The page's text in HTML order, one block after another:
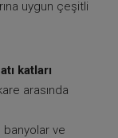
uygun çeşitli
katları
arasında
ve